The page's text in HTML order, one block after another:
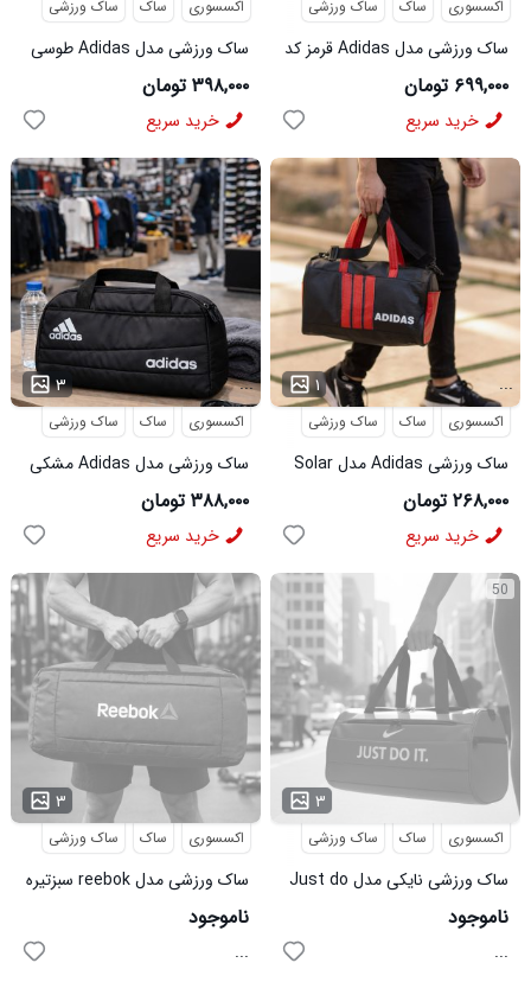
اکسسوری ساک ساک ورزشی
ساک ورزشی مدل Adidas طوسی
کد6468
۳۹۸,۰۰۰ تومان
خرید سریع
اکسسوری ساک ساک ورزشی
ساک ورزشی مدل Adidas قرمز کد
6469
۶۹۹,۰۰۰ تومان
خرید سریع
۳ ...
اکسسوری ساک ساک ورزشی
ساک ورزشی مدل Adidas مشکی
کد6467
۳۸۸,۰۰۰ تومان
خرید سریع
۱ ...
اکسسوری ساک ساک ورزشی
ساک ورزشی Adidas مدل Solar
قرمز
۲۶۸,۰۰۰ تومان
خرید سریع
۳
اکسسوری ساک ساک ورزشی
ساک ورزشی مدل reebok سبزتیره
کد6481
ناموجود
...
50
۳
اکسسوری ساک ساک ورزشی
ساک ورزشی نایکی مدل Just do
it آبی
ناموجود
...